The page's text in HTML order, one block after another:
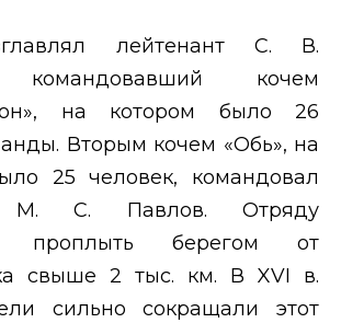
лейтенант С. В.
командовавший кочем
на котором было 26
Вторым кочем «Обь», на
25 человек, командовал
М. С. Павлов. Отряду
проплыть берегом от
свыше 2 тыс. км. В XVI в.
сильно сокращали этот